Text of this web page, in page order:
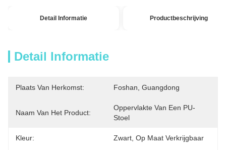
Detail Informatie Productbeschrijving
Detail Informatie
Plaats Van Herkomst: Foshan, Guangdong
Naam Van Het Product:
Oppervlakte Van Een PU-
Stoel
Kleur: Zwart, Op Maat Verkrijgbaar